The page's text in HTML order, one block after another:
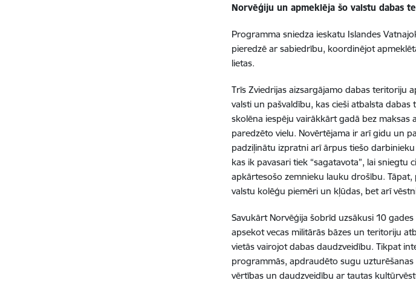
Norvēģiju un apmeklēja šo valstu dabas
Programma sniedza ieskatu Islandes
pieredzē ar sabiedrību, koordinējot
lietas.
Trīs Zviedrijas aizsargājamo dabas teritoriju
valsti un pašvaldību, kas cieši atbalsta
skolēna iespēju vairākkārt gadā bez
paredzēto vielu. Novērtējama ir arī gidu un
padziļinātu izpratni arī ārpus tiešo
kas ik pavasari tiek “sagatavota”, lai
apkārtesošo zemnieku lauku drošību.
valstu kolēģu piemēri un kļūdas, bet arī
Savukārt Norvēģija šobrīd uzsākusi 10
apsekot vecas militārās bāzes un teritoriju
vietās vairojot dabas daudzveidību. Tikpat
programmās, apdraudēto sugu
vērtības un daudzveidību ar tautas